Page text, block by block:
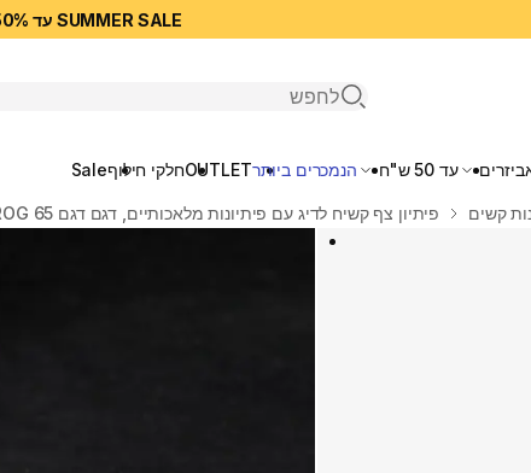
SUMMER SALE עד 50% הנחה 🛍️
פתיחת חיפוש
עד 50 ש"ח הנמכרים ביותרOUTLETחלקי חילוףSale
קשים פיתיון צף קשיח לדיג עם פיתיונות מלאכותיים, דגם דגם 65 FROG